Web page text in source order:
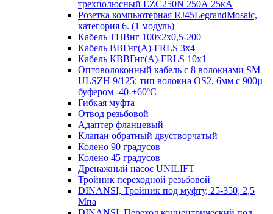
трехполюсный EZC250N 250А 25кА
Розетка компьютерная RJ45LegrandMosaic,
категория 6. (1 модуль)
Кабель ТПВнг 100х2х0,5-200
Кабель ВВГнг(А)-FRLS 3х4
Кабель КВВГнг(А)-FRLS 10х1
Оптоволоконный кабель с 8 волокнами SM
ULSZH 9/125; тип волокна OS2, 6мм с 900µ
буфером -40-+60ºC
Гибкая муфта
Отвод резьбовой
Адаптер фланцевый
Клапан обратный двустворчатый
Колено 90 градусов
Колено 45 градусов
Дренажный насос UNILIFT
Тройник переходной резьбовой
DINANSI, Тройник под муфту, 25-350, 2,5
Мпа